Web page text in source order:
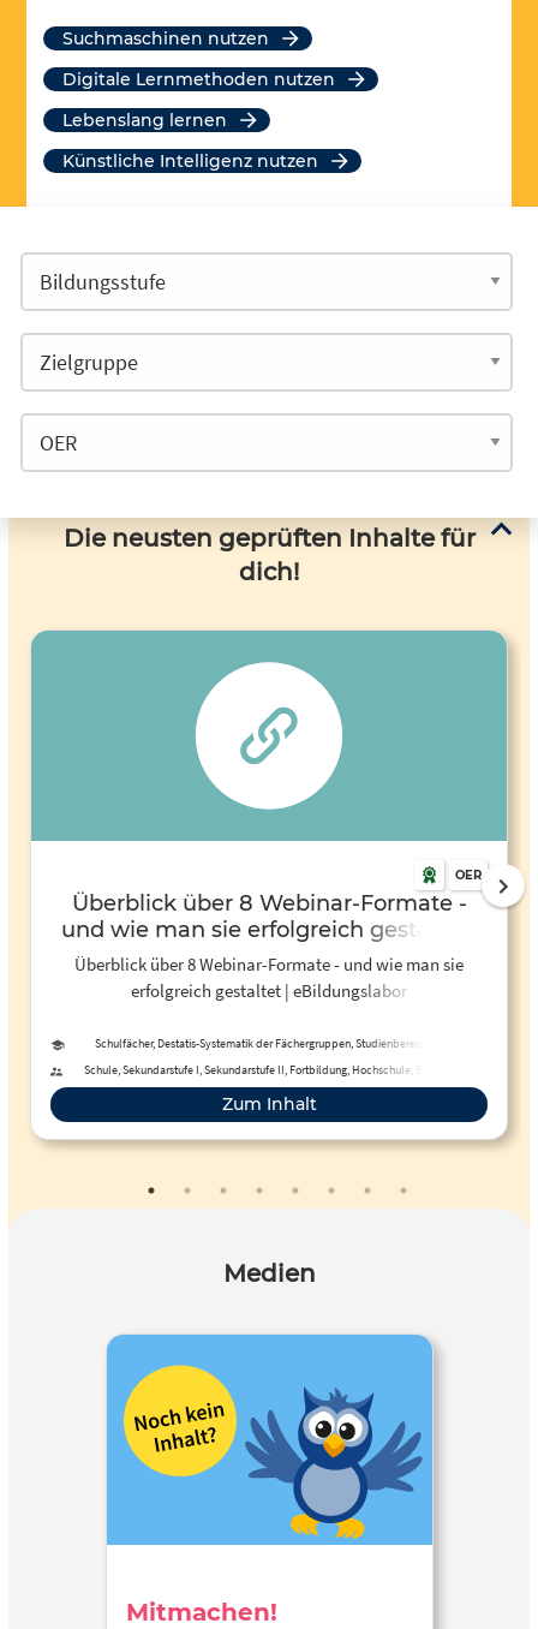
Suchmaschinen nutzen
Digitale Lernmethoden nutzen
Lebenslang lernen
Künstliche Intelligenz nutzen
Die neusten geprüften Inhalte für
dich!
OER
Überblick über 8 Webinar-Formate -
und wie man sie erfolgreich gestaltet |
eBildungslabor
Überblick über 8 Webinar-Formate - und wie man sie
erfolgreich gestaltet | eBildungslabor
Schulfächer, Destatis-Systematik der Fächergruppen, Studienbereiche und
Schule, Sekundarstufe I, Sekundarstufe II, Fortbildung, Hochschule, Berufliche
Bildung, Erwachsenenbildung, Fernunterricht
Zum Inhalt
Medien
Mitmachen!